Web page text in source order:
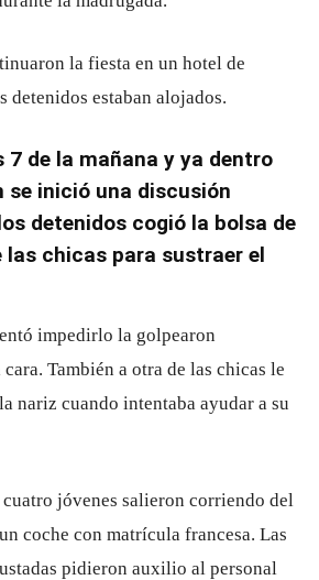
la fiesta en un hotel de
detenidos estaban alojados.
7 de la mañana y ya dentro
se inició una discusión
detenidos cogió la bolsa de
las chicas para sustraer el
impedirlo la golpearon
También a otra de las chicas le
nariz cuando intentaba ayudar a su
jóvenes salieron corriendo del
coche con matrícula francesa. Las
pidieron auxilio al personal